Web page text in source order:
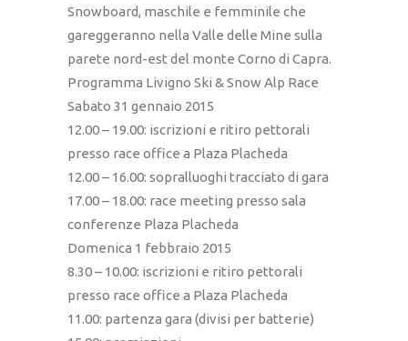
Snowboard, maschile e femminile che
gareggeranno nella Valle delle Mine sulla
parete nord-est del monte Corno di Capra.
Programma Livigno Ski & Snow Alp Race
Sabato 31 gennaio 2015
12.00 – 19.00: iscrizioni e ritiro pettorali
presso race office a Plaza Placheda
12.00 – 16.00: sopralluoghi tracciato di gara
17.00 – 18.00: race meeting presso sala
conferenze Plaza Placheda
Domenica 1 febbraio 2015
8.30 – 10.00: iscrizioni e ritiro pettorali
presso race office a Plaza Placheda
11.00: partenza gara (divisi per batterie)